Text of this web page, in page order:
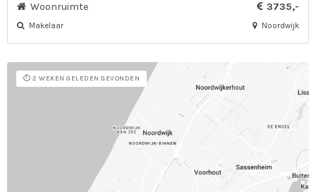
Woonruimte 3735,-
Makelaar Noordwijk
⏱️ 2 WEKEN GELEDEN GEVONDEN